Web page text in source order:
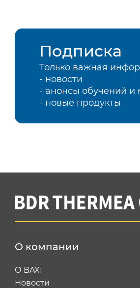
Подписка
Только важная
- новости
- анонсы обучений и
- новые продукты
О компании
О BAXI
Новости